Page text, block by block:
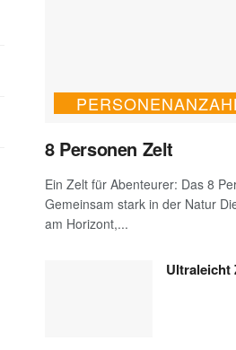
8 Personen Zelt
Ein Zelt für Abenteurer: Das 8
Gemeinsam stark in der Natur
am Horizont,...
Ultraleicht